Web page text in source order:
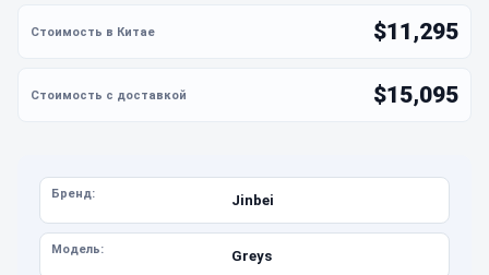
$11,295
$15,095
Бренд: Jinbei
Модель: Greys